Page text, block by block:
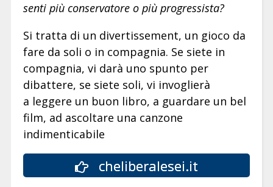
senti più conservatore o più progressista?
Si tratta di un divertissement, un gioco da
fare da soli o in compagnia. Se siete in
compagnia, vi darà uno spunto per
dibattere, se siete soli, vi invoglierà
a leggere un buon libro, a guardare un bel
film, ad ascoltare una canzone
indimenticabile
cheliberalesei.it